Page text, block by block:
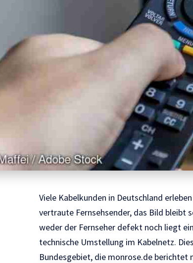
Viele Kabelkunden in Deutschland
vertraute Fernsehsender, das Bild bleibt
weder der Fernseher defekt noch liegt
technische Umstellung im Kabelnetz.
Bundesgebiet, die monrose.de berichtet